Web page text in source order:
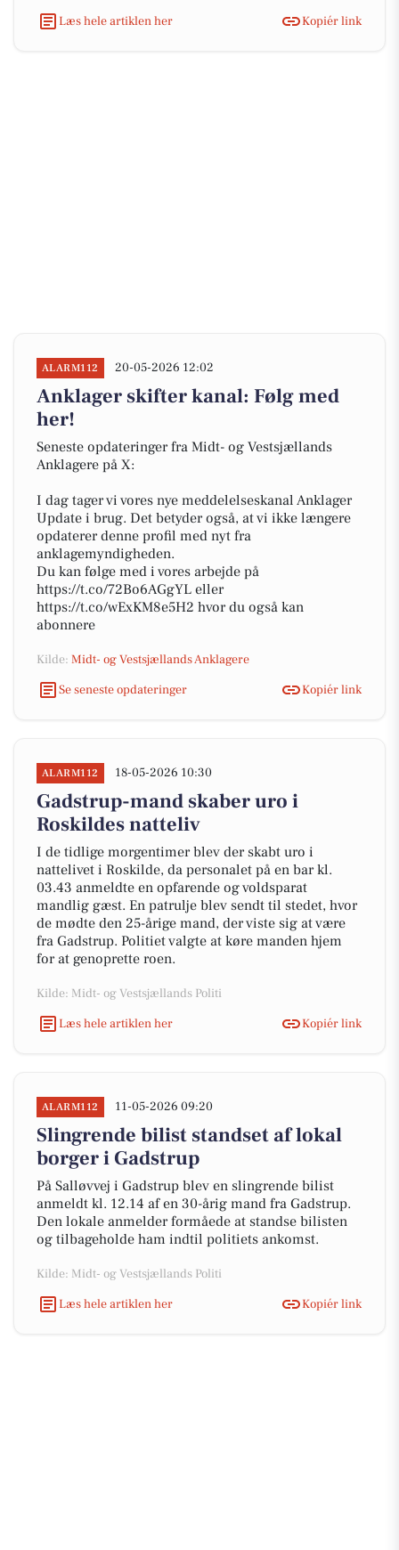
Læs hele artiklen her
Kopiér link
ALARM112 20-05-2026 12:02
Anklager skifter kanal: Følg med
her!
Seneste opdateringer fra Midt- og Vestsjællands
Anklagere på X:
I dag tager vi vores nye meddelelseskanal Anklager
Update i brug. Det betyder også, at vi ikke længere
opdaterer denne profil med nyt fra
anklagemyndigheden.
Du kan følge med i vores arbejde på
https://t.co/72Bo6AGgYL eller
https://t.co/wExKM8e5H2 hvor du også kan
abonnere
Kilde: Midt- og Vestsjællands Anklagere
Se seneste opdateringer
Kopiér link
ALARM112 18-05-2026 10:30
Gadstrup-mand skaber uro i
Roskildes natteliv
I de tidlige morgentimer blev der skabt uro i
nattelivet i Roskilde, da personalet på en bar kl.
03.43 anmeldte en opfarende og voldsparat
mandlig gæst. En patrulje blev sendt til stedet, hvor
de mødte den 25-årige mand, der viste sig at være
fra Gadstrup. Politiet valgte at køre manden hjem
for at genoprette roen.
Kilde: Midt- og Vestsjællands Politi
Læs hele artiklen her
Kopiér link
ALARM112 11-05-2026 09:20
Slingrende bilist standset af lokal
borger i Gadstrup
På Salløvvej i Gadstrup blev en slingrende bilist
anmeldt kl. 12.14 af en 30-årig mand fra Gadstrup.
Den lokale anmelder formåede at standse bilisten
og tilbageholde ham indtil politiets ankomst.
Kilde: Midt- og Vestsjællands Politi
Læs hele artiklen her
Kopiér link